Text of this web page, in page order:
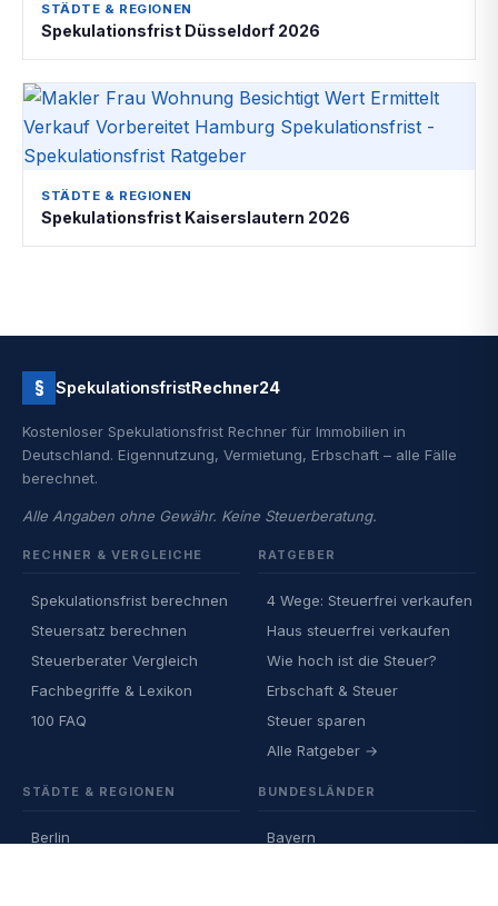
STÄDTE & REGIONEN
Spekulationsfrist Düsseldorf 2026
STÄDTE & REGIONEN
Spekulationsfrist Kaiserslautern 2026
§ SpekulationsfristRechner24
Kostenloser Spekulationsfrist Rechner für Immobilien in
Deutschland. Eigennutzung, Vermietung, Erbschaft – alle Fälle
berechnet.
Alle Angaben ohne Gewähr. Keine Steuerberatung.
RECHNER & VERGLEICHE
Spekulationsfrist berechnen
Steuersatz berechnen
Steuerberater Vergleich
Fachbegriffe & Lexikon
100 FAQ
RATGEBER
4 Wege: Steuerfrei verkaufen
Haus steuerfrei verkaufen
Wie hoch ist die Steuer?
Erbschaft & Steuer
Steuer sparen
Alle Ratgeber →
STÄDTE & REGIONEN
Berlin
BUNDESLÄNDER
Bayern